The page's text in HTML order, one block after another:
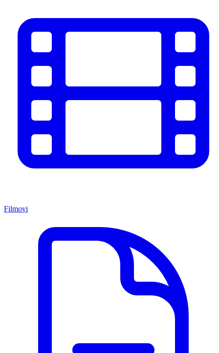
Filmovi